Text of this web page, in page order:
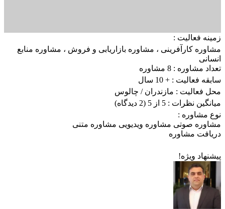
زمینه فعالیت :
مشاوره کارآفرینی ، مشاوره بازاریابی و فروش ، مشاوره منابع
انسانی
تعداد مشاوره : 8 مشاوره
سابقه فعالیت : + 10 سال
محل فعالیت : مازندران/ چالوس
میانگین نظرات : 5 از 5
(2 دیدگاه)
نوع مشاوره :
مشاوره صوتی مشاوره ویدیویی مشاوره متنی
دریافت مشاوره
پیشنهاد ویژه!